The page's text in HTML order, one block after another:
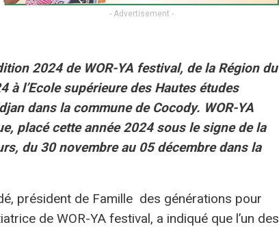
- Advertisement -
2024 de WOR-YA festival, de la Région du
l’Ecole supérieure des Hautes études
dans la commune de Cocody. WOR-YA
placé cette année 2024 sous le signe de la
du 30 novembre au 05 décembre dans la
président de Famille des générations pour
de WOR-YA festival, a indiqué que l’un des